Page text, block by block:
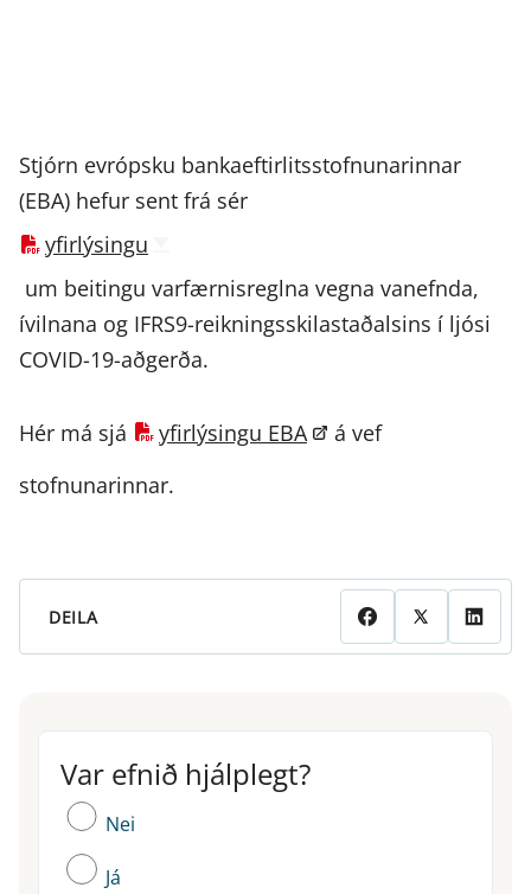
Stjórn evrópsku bankaeftirlitsstofnunarinnar
(EBA) hefur sent frá sér
yfirlýsingu
um beitingu varfærnisreglna vegna vanefnda,
ívilnana og IFRS9-reikningsskilastaðalsins í ljósi
COVID-19-aðgerða.
Hér má sjá yfirlýsingu EBA
á vef
stofnunarinnar.
DEILA
Var efnið hjálplegt?
Var efnið hjálplegt?
Nei
Já